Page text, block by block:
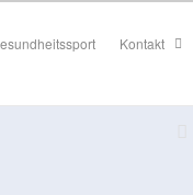
Kontakt